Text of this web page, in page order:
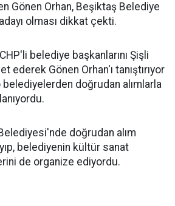
Gönen Orhan, Beşiktaş Belediye
adayı olması dikkat çekti.
belediye başkanlarını Şişli
ederek Gönen Orhan'ı tanıştırıyor
belediyelerden doğrudan alımlarla
doğrudan alım
belediyenin kültür sanat
de organize ediyordu.